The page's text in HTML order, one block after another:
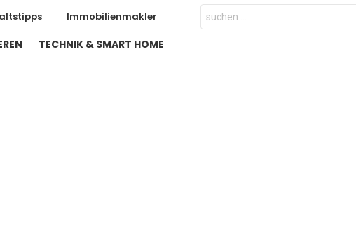
Immobilienmakler
Search
for:
TECHNIK & SMART HOME